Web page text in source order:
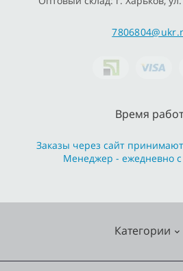
Категории
Время
Заказы через сайт
Менеджер - ежедневно с